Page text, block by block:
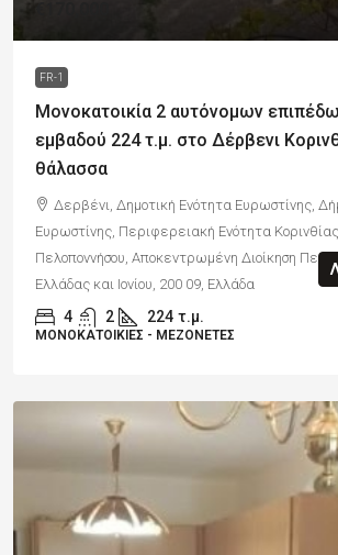
FR-1
Μονοκατοικία 2 αυτόνομων
εμβαδού 224 τ.μ. στο Δέρβενι
θάλασσα
Δερβένι, Δημοτική Ενότητα Ευρωστίνης,
Ευρωστίνης, Περιφερειακή Ενότητα
Πελοποννήσου, Αποκεντρωμένη Διοίκηση
Ελλάδας και Ιονίου, 200 09, Ελλάδα
4 2 224 τ.μ.
ΜΟΝΟΚΑΤΟΙΚΊΕΣ - ΜΕΖΟΝΈΤΕΣ